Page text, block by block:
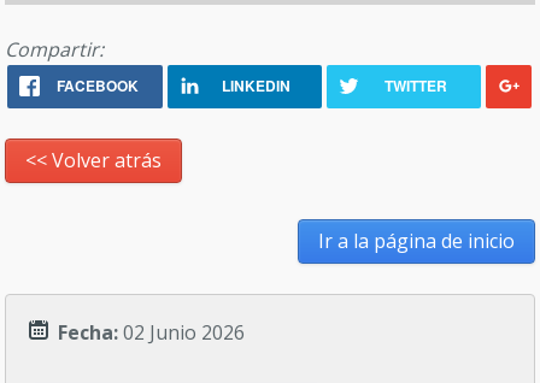
Compartir:
FACEBOOK LINKEDIN TWITTER
<< Volver atrás
Ir a la página de inicio
Fecha:02 Junio 2026